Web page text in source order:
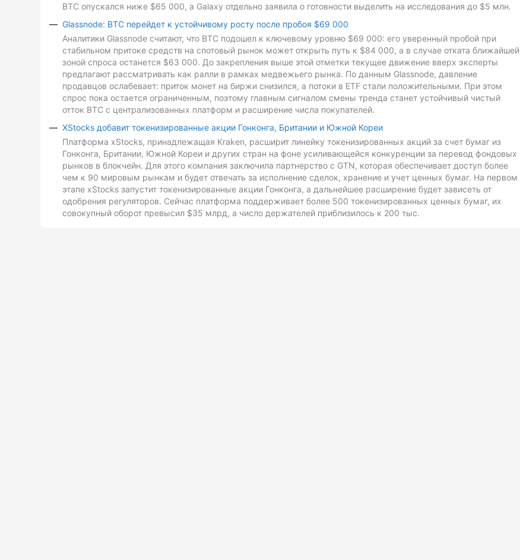
BTC опускался ниже $65 000, а Galaxy отдельно заявила о готовности выделить на исследования до $5 млн.
Glassnode: BTC перейдет к устойчивому росту после пробоя $69 000
Аналитики Glassnode считают, что BTC подошел к ключевому уровню $69 000: его уверенный пробой при
стабильном притоке средств на спотовый рынок может открыть путь к $84 000, а в случае отката ближайшей
зоной спроса останется $63 000. До закрепления выше этой отметки текущее движение вверх эксперты
предлагают рассматривать как ралли в рамках медвежьего рынка. По данным Glassnode, давление
продавцов ослабевает: приток монет на биржи снизился, а потоки в ETF стали положительными. При этом
спрос пока остается ограниченным, поэтому главным сигналом смены тренда станет устойчивый чистый
отток BTC с централизованных платформ и расширение числа покупателей.
XStocks добавит токенизированные акции Гонконга, Британии и Южной Кореи
Платформа xStocks, принадлежащая Kraken, расширит линейку токенизированных акций за счет бумаг из
Гонконга, Британии, Южной Кореи и других стран на фоне усиливающейся конкуренции за перевод фондовых
рынков в блокчейн. Для этого компания заключила партнерство с GTN, которая обеспечивает доступ более
чем к 90 мировым рынкам и будет отвечать за исполнение сделок, хранение и учет ценных бумаг. На первом
этапе xStocks запустит токенизированные акции Гонконга, а дальнейшее расширение будет зависеть от
одобрения регуляторов. Сейчас платформа поддерживает более 500 токенизированных ценных бумаг, их
совокупный оборот превысил $35 млрд, а число держателей приблизилось к 200 тыс.